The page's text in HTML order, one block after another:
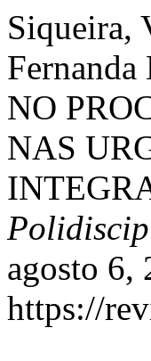
Siqueira,
NO
NAS
agosto 6,
https://